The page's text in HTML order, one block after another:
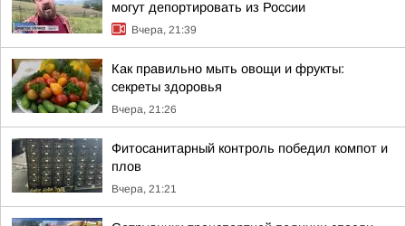
могут депортировать из России
Вчера, 21:39
Как правильно мыть овощи и фрукты:
секреты здоровья
Вчера, 21:26
Фитосанитарный контроль победил компот и
плов
Вчера, 21:21